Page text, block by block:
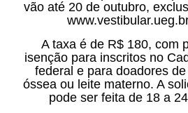
vão até 20 de outubro,
A taxa é de R$ 180, com
isenção para inscritos no
federal e para doadores
óssea ou leite materno. A
pode ser feita de 18 a